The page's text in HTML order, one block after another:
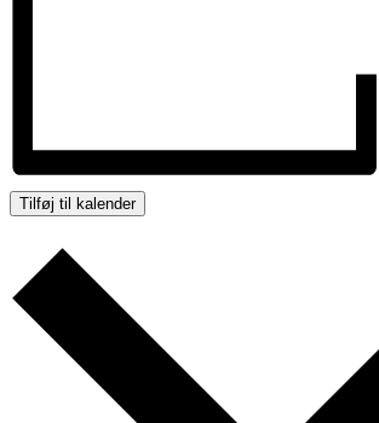
Tilføj til kalender